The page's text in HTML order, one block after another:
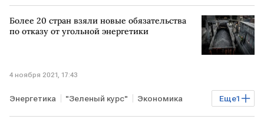
доллар Курсы валют
Более 20 стран взяли новые обязательства
по отказу от угольной энергетики
4 ноября 2021, 17:43
Еще1
Энергетика "Зеленый курс" Экономика